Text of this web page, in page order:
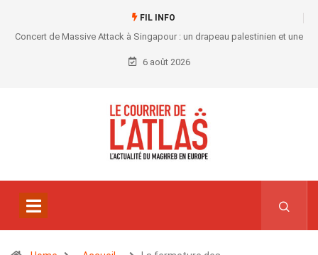
FIL INFO
Concert de Massive Attack à Singapour : un drapeau palestinien et une
convocation au commissariat
6 août 2026